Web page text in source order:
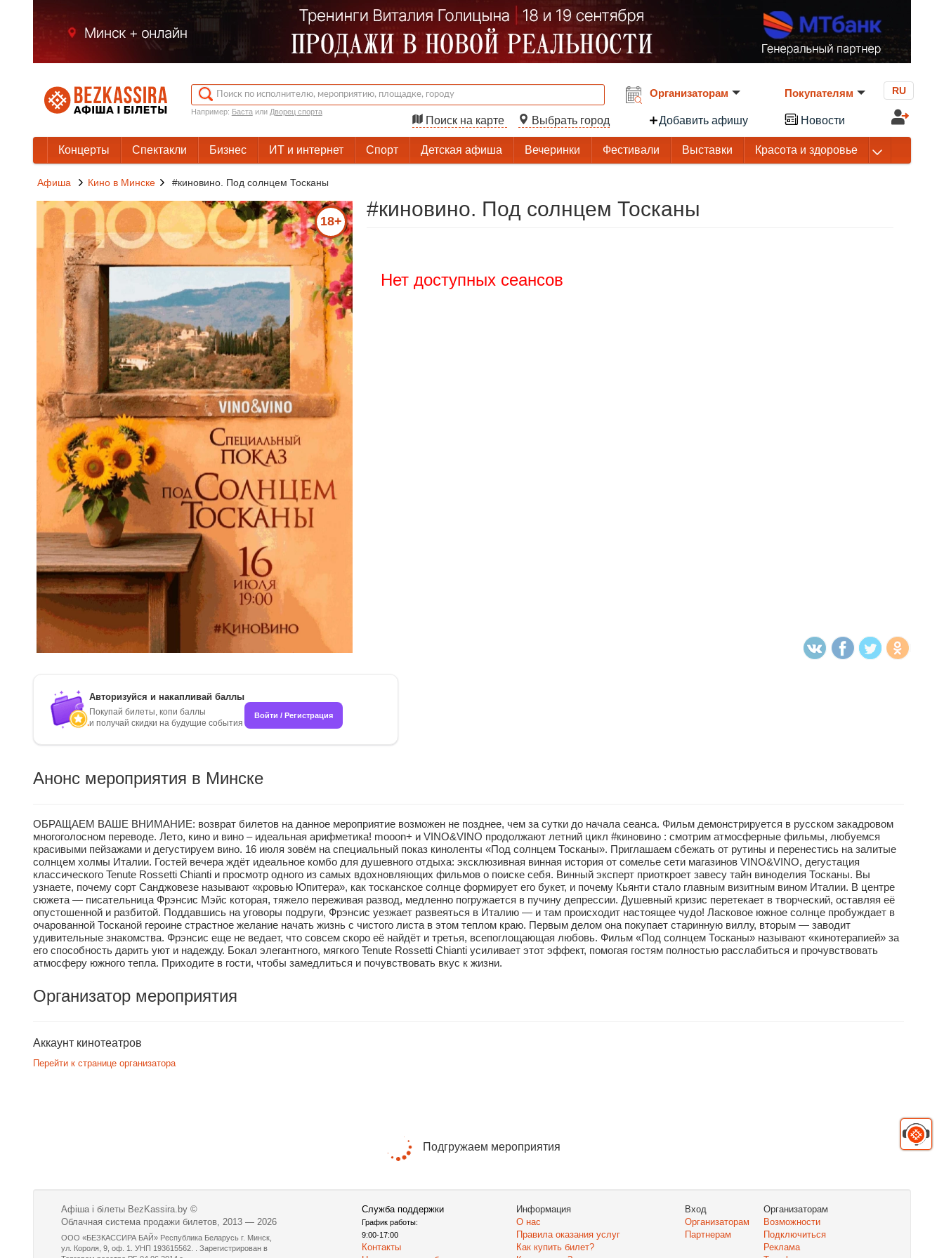
Например: Бастаили Дворец спорта
Поиск на карте Выбрать город
Организаторам
Добавить афишу
Покупателям
Новости
RU
Концерты Спектакли Бизнес ИТ и интернет Спорт Детская афиша Вечеринки Фестивали Выставки Красота и здоровье
Афиша Кино в Минске #киновино. Под солнцем Тосканы
18+
#киновино. Под солнцем Тосканы
Нет доступных сеансов
Авторизуйся и накапливай баллы
Покупай билеты, копи баллы
и получай скидки на будущие события
Войти / Регистрация
Анонс мероприятия в Минске
ОБРАЩАЕМ ВАШЕ ВНИМАНИЕ: возврат билетов на данное мероприятие возможен не позднее, чем за сутки до начала сеанса. Фильм демонстрируется в русском закадровом
многоголосном переводе. Лето, кино и вино – идеальная арифметика! mooon+ и VINO&VINO продолжают летний цикл #киновино : смотрим атмосферные фильмы, любуемся
красивыми пейзажами и дегустируем вино. 16 июля зовём на специальный показ киноленты «Под солнцем Тосканы». Приглашаем сбежать от рутины и перенестись на залитые
солнцем холмы Италии. Гостей вечера ждёт идеальное комбо для душевного отдыха: эксклюзивная винная история от сомелье сети магазинов VINO&VINO, дегустация
классического Tenute Rossetti Chianti и просмотр одного из самых вдохновляющих фильмов о поиске себя. Винный эксперт приоткроет завесу тайн виноделия Тосканы. Вы
узнаете, почему сорт Санджовезе называют «кровью Юпитера», как тосканское солнце формирует его букет, и почему Кьянти стало главным визитным вином Италии. В центре
сюжета — писательница Фрэнсис Мэйс которая, тяжело переживая развод, медленно погружается в пучину депрессии. Душевный кризис перетекает в творческий, оставляя её
опустошенной и разбитой. Поддавшись на уговоры подруги, Фрэнсис уезжает развеяться в Италию — и там происходит настоящее чудо! Ласковое южное солнце пробуждает в
очарованной Тосканой героине страстное желание начать жизнь с чистого листа в этом теплом краю. Первым делом она покупает старинную виллу, вторым — заводит
удивительные знакомства. Фрэнсис еще не ведает, что совсем скоро её найдёт и третья, всепоглощающая любовь. Фильм «Под солнцем Тосканы» называют «кинотерапией» за
его способность дарить уют и надежду. Бокал элегантного, мягкого Tenute Rossetti Chianti усиливает этот эффект, помогая гостям полностью расслабиться и прочувствовать
атмосферу южного тепла. Приходите в гости, чтобы замедлиться и почувствовать вкус к жизни.
Организатор мероприятия
Аккаунт кинотеатров
Перейти к странице организатора
Подгружаем мероприятия
Афіша і білеты BezKassira.by ©
Облачная система продажи билетов, 2013 — 2026
ООО «БЕЗКАССИРА БАЙ» Республика Беларусь г. Минск,
ул. Короля, 9, оф. 1. УНП 193615562. . Зарегистрирован в
Служба поддержки
График работы:
9:00-17:00
Контакты
Информация
О нас
Правила оказания услуг
Как купить билет?
Вход
Организаторам
Партнерам
Организаторам
Возможности
Подключиться
Реклама